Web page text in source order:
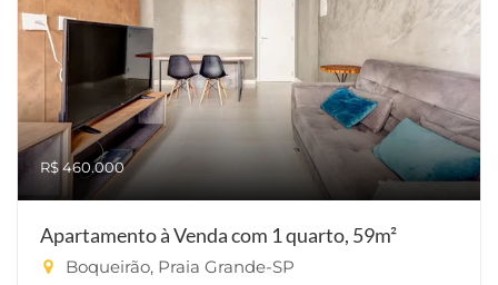
R$ 460.000
Apartamento à Venda com 1 quarto, 59m²
Boqueirão, Praia Grande-SP